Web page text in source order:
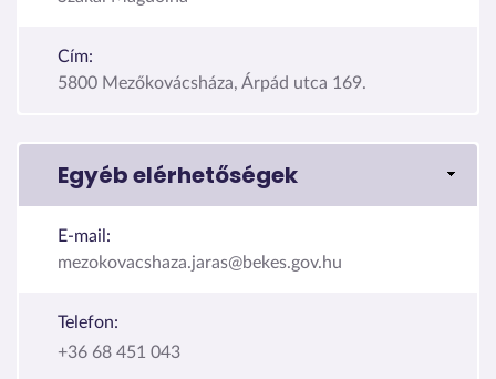
Cím:
5800 Mezőkovácsháza, Árpád utca 169.
Egyéb elérhetőségek
E-mail:
mezokovacshaza.jaras@bekes.gov.hu
Telefon:
+36 68 451 043